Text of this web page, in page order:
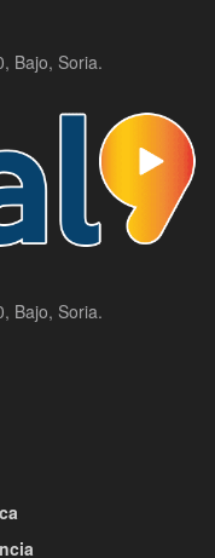
Bajo, Soria.
Bajo, Soria.